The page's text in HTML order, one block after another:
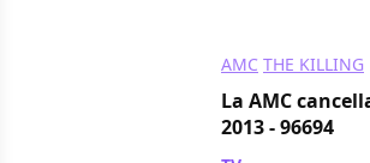
AMC THE KILLING
La AMC
2013 - 96694